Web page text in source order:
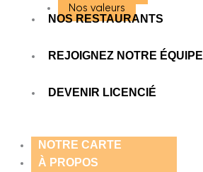
Nos valeurs
NOS RESTAURANTS
REJOIGNEZ NOTRE ÉQUIPE
DEVENIR LICENCIÉ
NOTRE CARTE
À PROPOS